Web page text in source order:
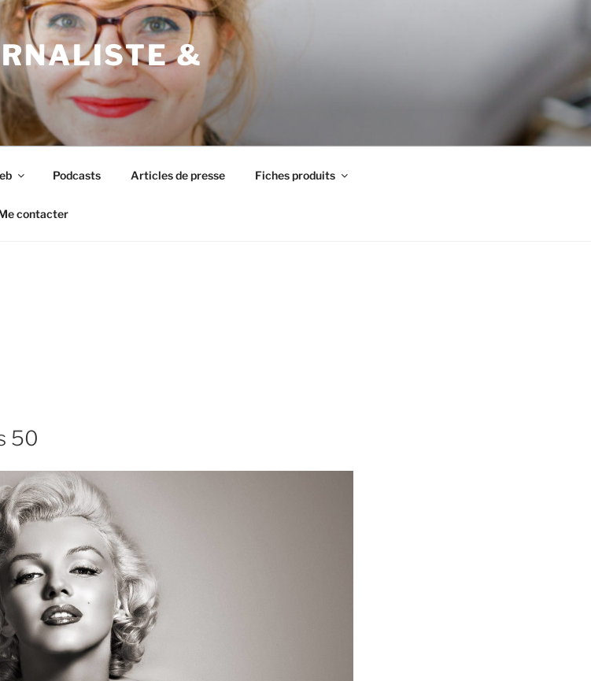
&
Podcasts Articles de presse Fiches produits
contacter
50